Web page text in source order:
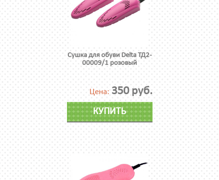
Сушка для обуви Delta ТД2-
00009/1 розовый
Цена: 350 руб.
КУПИТЬ